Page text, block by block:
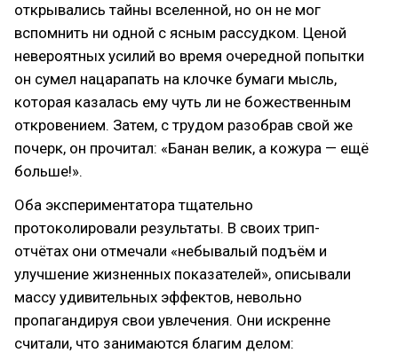
открывались тайны вселенной, но он не мог
вспомнить ни одной с ясным рассудком. Ценой
невероятных усилий во время очередной попытки
он сумел нацарапать на клочке бумаги мысль,
которая казалась ему чуть ли не божественным
откровением. Затем, с трудом разобрав свой же
почерк, он прочитал: «Банан велик, а кожура — ещё
больше!».
Оба экспериментатора тщательно
протоколировали результаты. В своих трип-
отчётах они отмечали «небывалый подъём и
улучшение жизненных показателей», описывали
массу удивительных эффектов, невольно
пропагандируя свои увлечения. Они искренне
считали, что занимаются благим делом: